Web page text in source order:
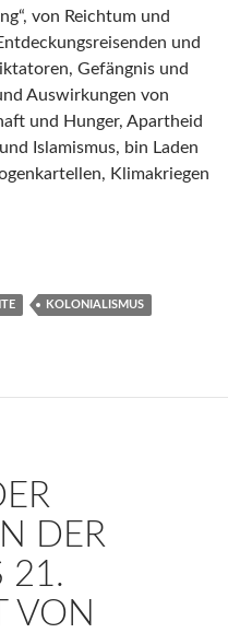
von Reichtum und
und
Gefängnis und
Auswirkungen von
und Hunger, Apartheid
Islamismus, bin Laden
Klimakriegen
Perry
KOLONIALISMUS
DER
21.
VON